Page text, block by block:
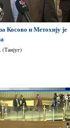
Косово и Метохију је
(Танјуг)